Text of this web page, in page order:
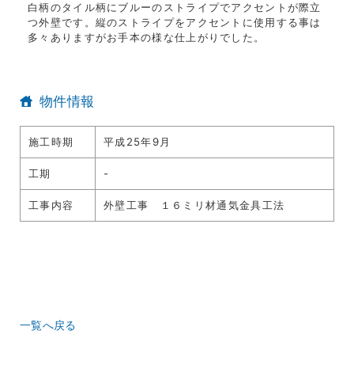
白柄のタイル柄にブルーのストライプでアクセントが際立
つ外壁です。縦のストライプをアクセントに使用する事は
多々ありますがお手本の様な仕上がりでした。
物件情報
施工時期 平成25年9月
工期 -
工事内容 外壁工事 １６ミリ材通気金具工法
一覧へ戻る